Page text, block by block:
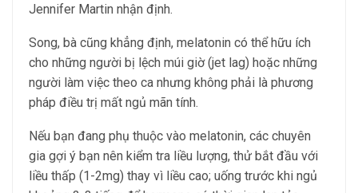
Jennifer Martin nhận định.
Song, bà cũng khẳng định, melatonin có thể hữu ích
cho những người bị lệch múi giờ (jet lag) hoặc những
người làm việc theo ca nhưng không phải là phương
pháp điều trị mất ngủ mãn tính.
Nếu bạn đang phụ thuộc vào melatonin, các chuyên
gia gợi ý bạn nên kiểm tra liều lượng, thử bắt đầu với
liều thấp (1-2mg) thay vì liều cao; uống trước khi ngủ